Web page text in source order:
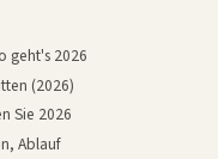
geht's 2026
(2026)
Sie 2026
Ablauf